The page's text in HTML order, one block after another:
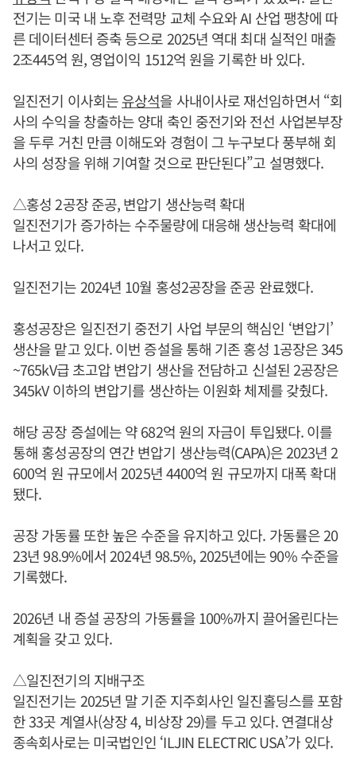
전기는 미국 내 노후 전력망 교체 수요와 AI 산업 팽창에 따
른 데이터센터 증축 등으로 2025년 역대 최대 실적인 매출
2조445억 원, 영업이익 1512억 원을 기록한 바 있다.
일진전기 이사회는유상석을 사내이사로 재선임하면서 “회
사의 수익을 창출하는 양대 축인 중전기와 전선 사업본부장
을 두루 거친 만큼 이해도와 경험이 그 누구보다 풍부해 회
사의 성장을 위해 기여할 것으로 판단된다”고 설명했다.
△홍성 2공장 준공, 변압기 생산능력 확대
일진전기가 증가하는 수주물량에 대응해 생산능력 확대에
나서고 있다.
일진전기는 2024년 10월 홍성2공장을 준공 완료했다.
홍성공장은 일진전기 중전기 사업 부문의 핵심인 ‘변압기’
생산을 맡고 있다. 이번 증설을 통해 기존 홍성 1공장은 345
~765kV급 초고압 변압기 생산을 전담하고 신설된 2공장은
345kV 이하의 변압기를 생산하는 이원화 체제를 갖췄다.
해당 공장 증설에는 약 682억 원의 자금이 투입됐다. 이를
통해 홍성공장의 연간 변압기 생산능력(CAPA)은 2023년 2
600억 원 규모에서 2025년 4400억 원 규모까지 대폭 확대
됐다.
공장 가동률 또한 높은 수준을 유지하고 있다. 가동률은 20
23년 98.9%에서 2024년 98.5%, 2025년에는 90% 수준을
기록했다.
2026년 내 증설 공장의 가동률을 100%까지 끌어올린다는
계획을 갖고 있다.
△일진전기의 지배구조
일진전기는 2025년 말 기준 지주회사인 일진홀딩스를 포함
한 33곳 계열사(상장 4, 비상장 29)를 두고 있다. 연결대상
종속회사로는 미국법인인 ‘ILJIN ELECTRIC USA’가 있다.